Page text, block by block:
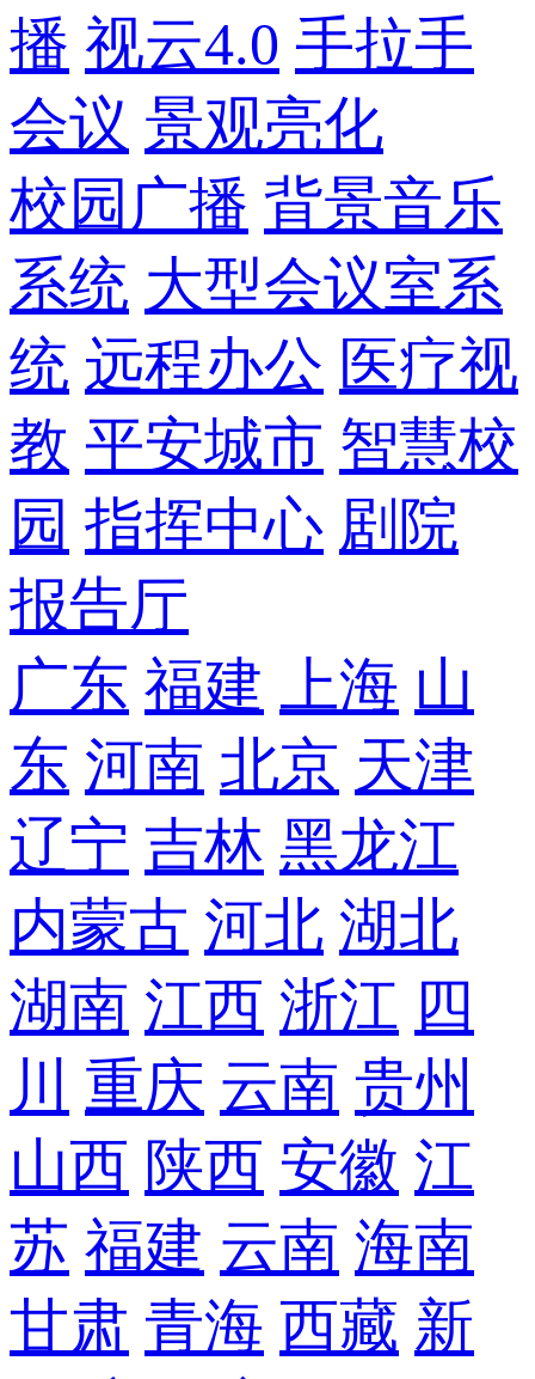
播 视云4.0 手拉手
会议 景观亮化
校园广播 背景音乐
系统 大型会议室系
统 远程办公 医疗视
教 平安城市 智慧校
园 指挥中心 剧院
报告厅
广东 福建 上海 山
东 河南 北京 天津
辽宁 吉林 黑龙江
内蒙古 河北 湖北
湖南 江西 浙江 四
川
重庆 云南 贵州
山西 陕西 安徽 江
苏 福建 云南 海南
甘肃 青海 西藏 新